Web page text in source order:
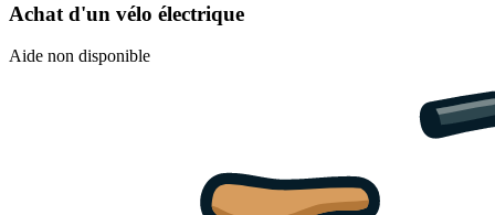
Achat d'un vélo électrique
Aide non disponible